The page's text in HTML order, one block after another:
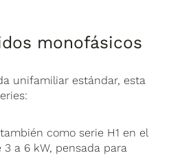
monofásicos
unifamiliar estándar, esta
como serie H1 en el
a 6 kW, pensada para